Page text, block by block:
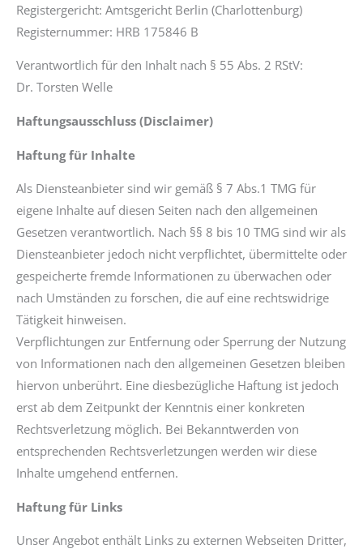
Registergericht: Amtsgericht Berlin (Charlottenburg)
Registernummer: HRB 175846 B
Verantwortlich für den Inhalt nach § 55 Abs. 2 RStV:
Dr. Torsten Welle
Haftungsausschluss (Disclaimer)
Haftung für Inhalte
Als Diensteanbieter sind wir gemäß § 7 Abs.1 TMG für
eigene Inhalte auf diesen Seiten nach den allgemeinen
Gesetzen verantwortlich. Nach §§ 8 bis 10 TMG sind wir als
Diensteanbieter jedoch nicht verpflichtet, übermittelte oder
gespeicherte fremde Informationen zu überwachen oder
nach Umständen zu forschen, die auf eine rechtswidrige
Tätigkeit hinweisen.
Verpflichtungen zur Entfernung oder Sperrung der Nutzung
von Informationen nach den allgemeinen Gesetzen bleiben
hiervon unberührt. Eine diesbezügliche Haftung ist jedoch
erst ab dem Zeitpunkt der Kenntnis einer konkreten
Rechtsverletzung möglich. Bei Bekanntwerden von
entsprechenden Rechtsverletzungen werden wir diese
Inhalte umgehend entfernen.
Haftung für Links
Unser Angebot enthält Links zu externen Webseiten Dritter,